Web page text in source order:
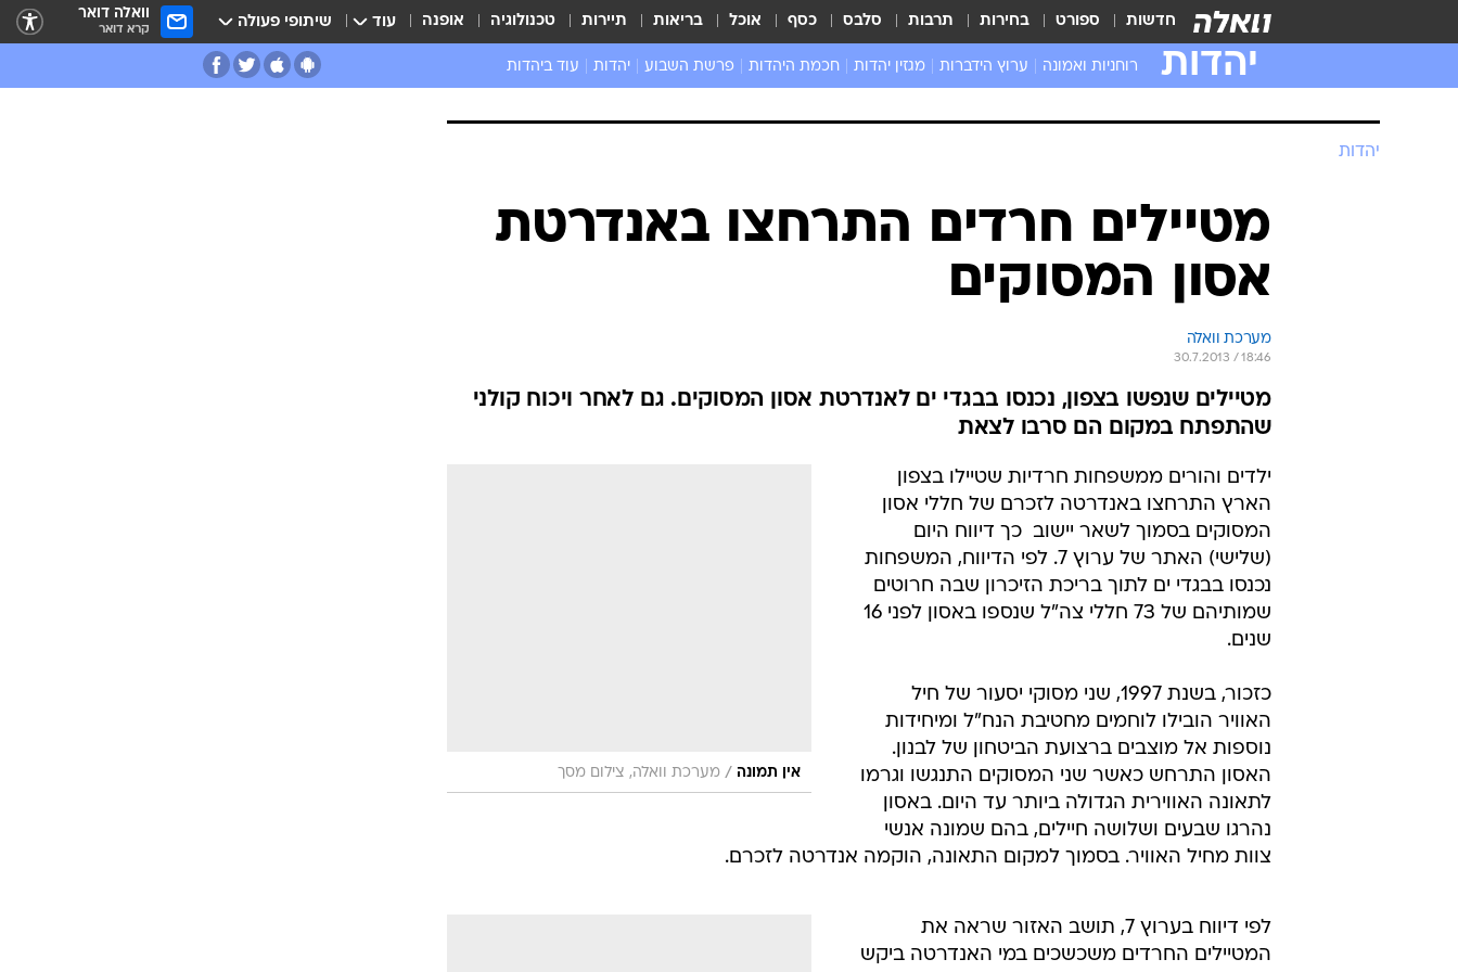
חדשות ספורט בחירות תרבות סלבס כסף אוכל בריאות תיירות טכנולוגיה אופנה עוד שיתופי פעולה וואלה דואר
קרא דואר
יהדות רוחניות ואמונה ערוץ הידברות מגזין יהדות חכמת היהדות פרשת השבוע יהדות עוד ביהדות
יהדות
מטיילים חרדים התרחצו באנדרטת
אסון המסוקים
מערכת וואלה
30.7.2013 / 18:46
מטיילים שנפשו בצפון, נכנסו בבגדי ים לאנדרטת אסון המסוקים. גם לאחר ויכוח קולני
שהתפתח במקום הם סרבו לצאת
אין תמונה / מערכת וואלה, צילום מסך
ילדים והורים ממשפחות חרדיות שטיילו בצפון
הארץ התרחצו באנדרטה לזכרם של חללי אסון
המסוקים בסמוך לשאר יישוב  כך דיווח היום
(שלישי) האתר של ערוץ 7. לפי הדיווח, המשפחות
נכנסו בבגדי ים לתוך בריכת הזיכרון שבה חרוטים
שמותיהם של 73 חללי צה"ל שנספו באסון לפני 16
שנים.
כזכור, בשנת 1997, שני מסוקי יסעור של חיל
האוויר הובילו לוחמים מחטיבת הנח"ל ומיחידות
נוספות אל מוצבים ברצועת הביטחון של לבנון.
האסון התרחש כאשר שני המסוקים התנגשו וגרמו
לתאונה האווירית הגדולה ביותר עד היום. באסון
נהרגו שבעים ושלושה חיילים, בהם שמונה אנשי
צוות מחיל האוויר. בסמוך למקום התאונה, הוקמה אנדרטה לזכרם.
לפי דיווח בערוץ 7, תושב האזור שראה את
המטיילים החרדים משכשכים במי האנדרטה ביקש